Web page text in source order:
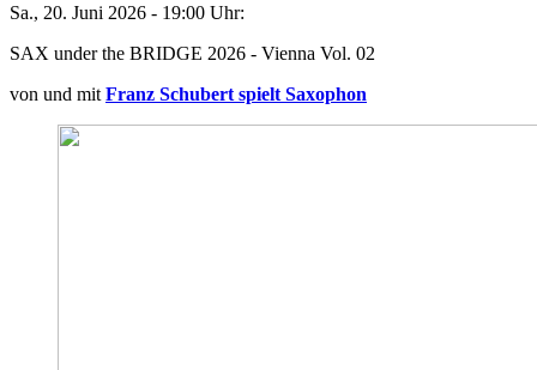
Sa., 20. Juni 2026 - 19:00 Uhr:
SAX under the BRIDGE 2026 - Vienna Vol. 02
von und mit Franz Schubert spielt Saxophon